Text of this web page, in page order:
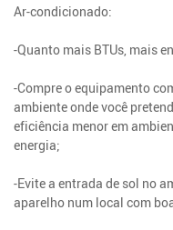
Ar-condicionado:
-Quanto mais BTUs, mais
-Compre o equipamento
ambiente onde você
eficiência menor em
energia;
-Evite a entrada de sol no
aparelho num local com